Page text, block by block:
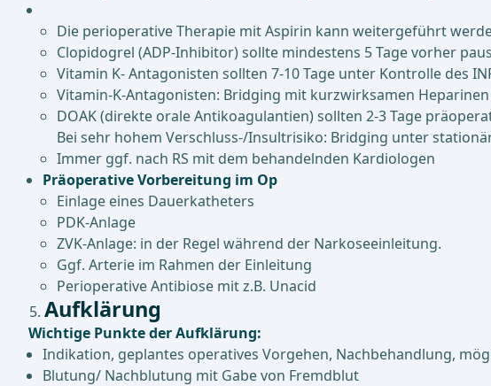
Die perioperative Therapie mit Aspirin kann weitergeführt
Clopidogrel (ADP-Inhibitor) sollte mindestens 5 Tage vorher
Vitamin K- Antagonisten sollten 7-10 Tage unter Kontrolle des
Vitamin-K-Antagonisten: Bridging mit kurzwirksamen
DOAK (direkte orale Antikoagulantien) sollten 2-3 Tage
Bei sehr hohem Verschluss-/Insultrisiko: Bridging unter
Immer ggf. nach RS mit dem behandelnden Kardiologen
Präoperative Vorbereitung im Op
Einlage eines Dauerkatheters
PDK-Anlage
ZVK-Anlage: in der Regel während der Narkoseeinleitung.
Ggf. Arterie im Rahmen der Einleitung
Perioperative Antibiose mit z.B. Unacid
Aufklärung
Wichtige Punkte der Aufklärung:
Indikation, geplantes operatives Vorgehen, Nachbehandlung,
Blutung/ Nachblutung mit Gabe von Fremdblut